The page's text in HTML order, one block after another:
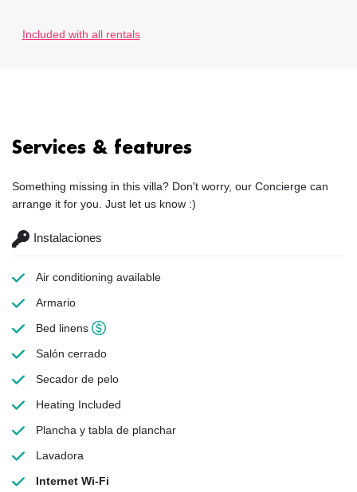
Included with all rentals
Services & features
Something missing in this villa? Don't worry, our Concierge can
arrange it for you. Just let us know :)
Instalaciones
Air conditioning available
Armario
Bed linens
Salón cerrado
Secador de pelo
Heating Included
Plancha y tabla de planchar
Lavadora
Internet Wi-Fi